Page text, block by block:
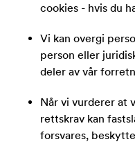
cookies - hvis du
Vi kan overgi
person eller
deler av vår
Når vi vurderer at
rettskrav kan
forsvares,